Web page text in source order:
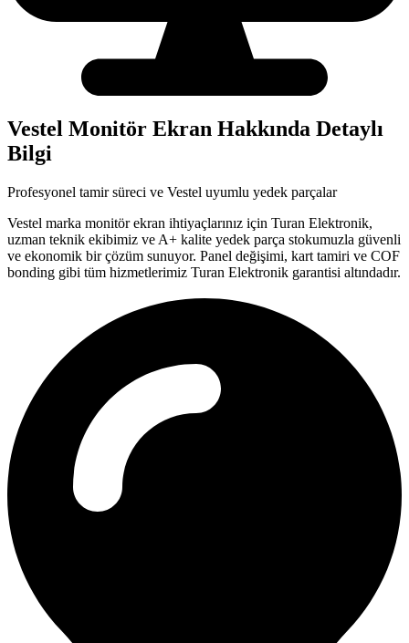
Vestel Monitör Ekran Hakkında Detaylı
Bilgi
Profesyonel tamir süreci ve Vestel uyumlu yedek parçalar
Vestel marka monitör ekran ihtiyaçlarınız için Turan Elektronik,
uzman teknik ekibimiz ve A+ kalite yedek parça stokumuzla güvenli
ve ekonomik bir çözüm sunuyor. Panel değişimi, kart tamiri ve COF
bonding gibi tüm hizmetlerimiz Turan Elektronik garantisi altındadır.